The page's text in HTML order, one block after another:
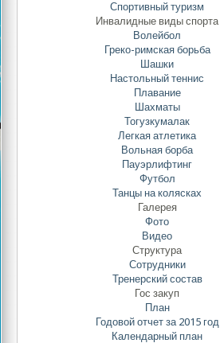
Спортивный туризм
Инвалидные виды спорта
Волейбол
Греко-римская борьба
Шашки
Настольный теннис
Плавание
Шахматы
Тогузкумалак
Легкая атлетика
Вольная борба
Пауэрлифтинг
Футбол
Танцы на колясках
Галерея
Фото
Видео
Структура
Сотрудники
Тренерский состав
Гос закуп
План
Годовой отчет за 2015 год
Календарный план